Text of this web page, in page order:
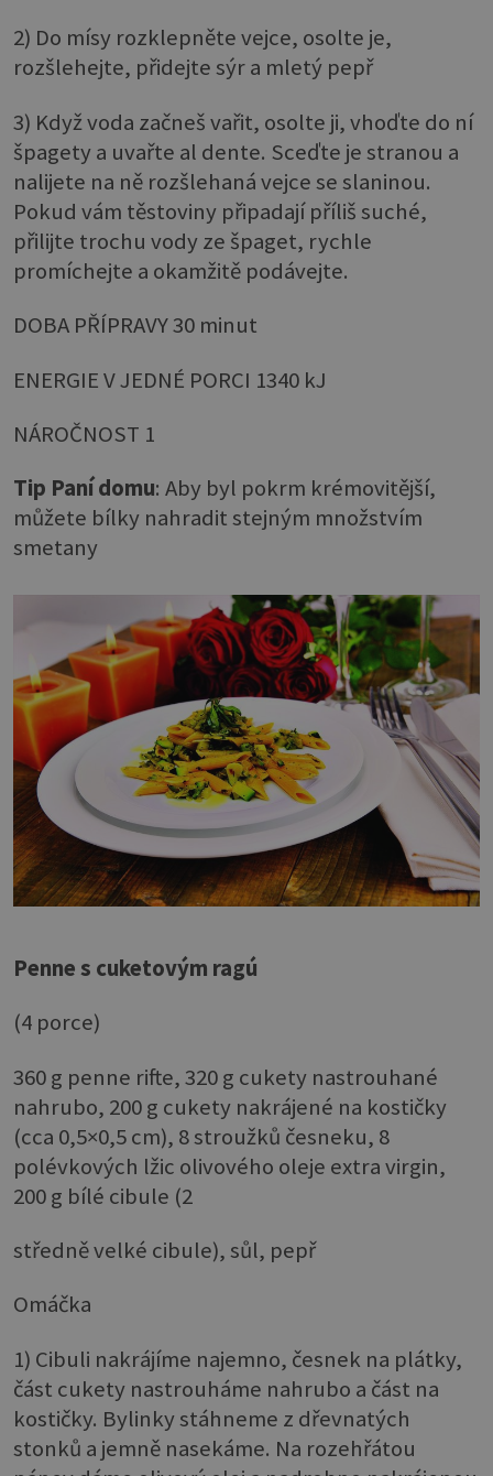
2) Do mísy rozklepněte vejce, osolte je,
rozšlehejte, přidejte sýr a mletý pepř
3) Když voda začneš vařit, osolte ji, vhoďte do ní
špagety a uvařte al dente. Sceďte je stranou a
nalijete na ně rozšlehaná vejce se slaninou.
Pokud vám těstoviny připadají příliš suché,
přilijte trochu vody ze špaget, rychle
promíchejte a okamžitě podávejte.
DOBA PŘÍPRAVY 30 minut
ENERGIE V JEDNÉ PORCI 1340 kJ
NÁROČNOST 1
Tip Paní domu: Aby byl pokrm krémovitější,
můžete bílky nahradit stejným množstvím
smetany
Penne s cuketovým ragú
(4 porce)
360 g penne rifte, 320 g cukety nastrouhané
nahrubo, 200 g cukety nakrájené na kostičky
(cca 0,5×0,5 cm), 8 stroužků česneku, 8
polévkových lžic olivového oleje extra virgin,
200 g bílé cibule (2
středně velké cibule), sůl, pepř
Omáčka
1) Cibuli nakrájíme najemno, česnek na plátky,
část cukety nastrouháme nahrubo a část na
kostičky. Bylinky stáhneme z dřevnatých
stonků a jemně nasekáme. Na rozehřátou